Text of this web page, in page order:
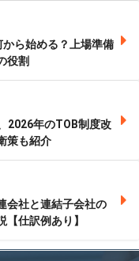
から始める？上場準備
役割
2026年のTOB制度改
策も紹介
会社と連結子会社の
仕訳例あり】